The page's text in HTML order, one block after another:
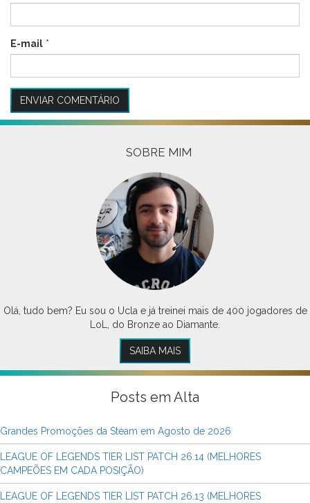
E-mail *
SOBRE MIM
Olá, tudo bem? Eu sou o Ucla e já treinei mais de 400 jogadores de
LoL, do Bronze ao Diamante.
SAIBA MAIS
Posts em Alta
Grandes Promoções da Steam em Agosto de 2026
LEAGUE OF LEGENDS TIER LIST PATCH 26.14 (MELHORES
CAMPEÕES EM CADA POSIÇÃO)
LEAGUE OF LEGENDS TIER LIST PATCH 26.13 (MELHORES